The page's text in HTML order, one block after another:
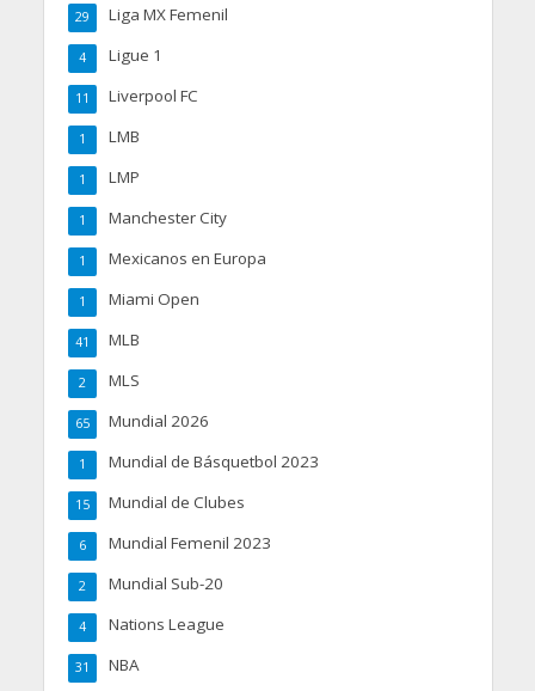
Liga MX Femenil
29
Ligue 1
4
Liverpool FC
11
LMB
1
LMP
1
Manchester City
1
Mexicanos en Europa
1
Miami Open
1
MLB
41
MLS
2
Mundial 2026
65
Mundial de Básquetbol 2023
1
Mundial de Clubes
15
Mundial Femenil 2023
6
Mundial Sub-20
2
Nations League
4
NBA
31